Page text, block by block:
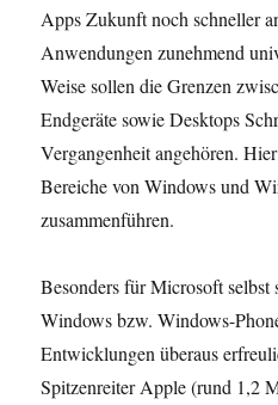
Apps Zukunft noch schneller
Anwendungen zunehmend
Weise sollen die Grenzen
Endgeräte sowie Desktops
Vergangenheit angehören.
Bereiche von Windows und
zusammenführen.
Besonders für Microsoft
Windows bzw. Windows-
Entwicklungen überaus
Spitzenreiter Apple (rund 1,2